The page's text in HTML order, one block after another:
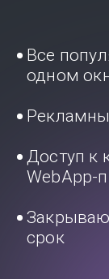
Все
одном
Доступ к
WebApp-
срок